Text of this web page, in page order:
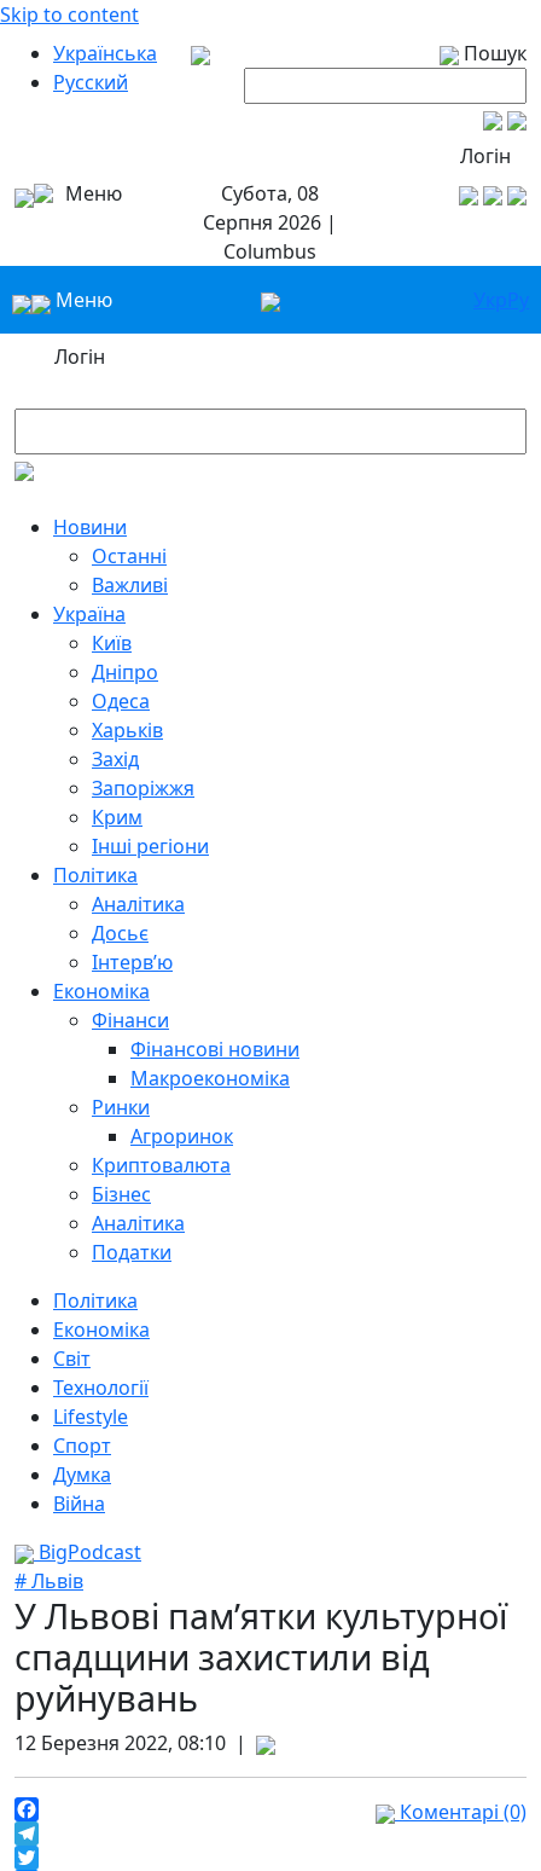
Skip to content
Українська
Русский
Пошук
Логін
Меню
Субота, 08
Серпня 2026 |
Columbus
Меню
УкрРу
Логін
Новини
Останні
Важливі
Україна
Київ
Дніпро
Одеса
Харьків
Захід
Запоріжжя
Крим
Інші регіони
Політика
Аналітика
Досьє
Інтерв’ю
Економіка
Фінанси
Фінансові новини
Макроекономіка
Ринки
Агроринок
Криптовалюта
Бізнес
Аналітика
Податки
Політика
Економіка
Світ
Технології
Lifestyle
Спорт
Думка
Війна
BigPodcast
# Львів
У Львові пам’ятки культурної
спадщини захистили від
руйнувань
12 Березня 2022, 08:10 |
Facebook
Telegram
Коментарі (0)